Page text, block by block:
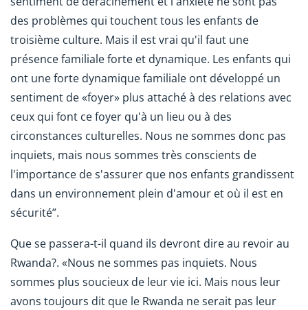
des problèmes qui touchent tous les enfants de
troisième culture. Mais il est vrai qu'il faut une
présence familiale forte et dynamique. Les enfants qui
ont une forte dynamique familiale ont développé un
sentiment de «foyer» plus attaché à des relations avec
ceux qui font ce foyer qu'à un lieu ou à des
circonstances culturelles. Nous ne sommes donc pas
inquiets, mais nous sommes très conscients de
l'importance de s'assurer que nos enfants grandissent
dans un environnement plein d'amour et où il est en
sécurité”.
Que se passera-t-il quand ils devront dire au revoir au
Rwanda?. «Nous ne sommes pas inquiets. Nous
sommes plus soucieux de leur vie ici. Mais nous leur
avons toujours dit que le Rwanda ne serait pas leur